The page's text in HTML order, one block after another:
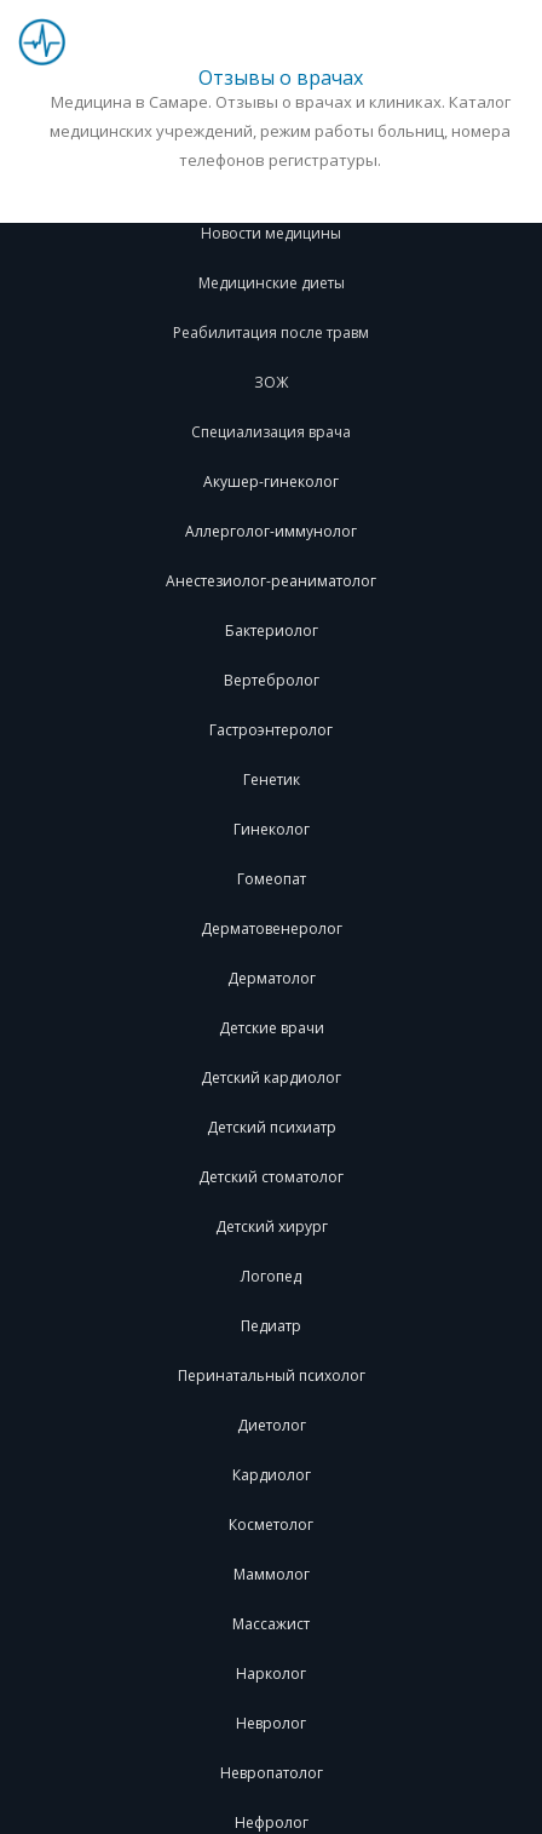
Отзывы о врачах
Медицина в Самаре. Отзывы о врачах и клиниках. Каталог
медицинских учреждений, режим работы больниц, номера
телефонов регистратуры.
Новости медицины
Медицинские диеты
Реабилитация после травм
ЗОЖ
Специализация врача
Акушер-гинеколог
Аллерголог-иммунолог
Анестезиолог-реаниматолог
Бактериолог
Вертебролог
Гастроэнтеролог
Генетик
Гинеколог
Гомеопат
Дерматовенеролог
Дерматолог
Детские врачи
Детский кардиолог
Детский психиатр
Детский стоматолог
Детский хирург
Логопед
Педиатр
Перинатальный психолог
Диетолог
Кардиолог
Косметолог
Маммолог
Массажист
Нарколог
Невролог
Невропатолог
Нефролог